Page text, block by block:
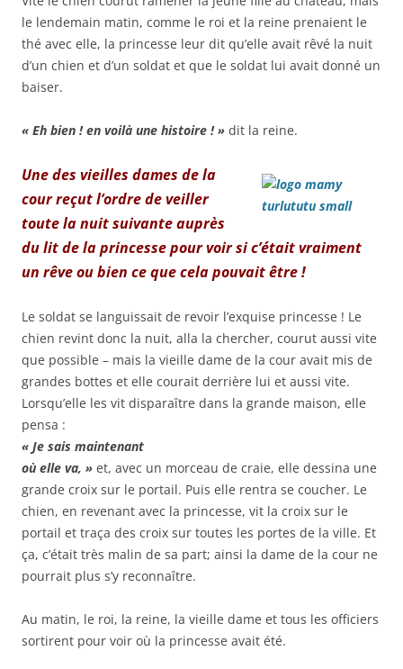
le lendemain matin, comme le roi et la reine prenaient le
thé avec elle, la princesse leur dit qu’elle avait rêvé la nuit
d’un chien et d’un soldat et que le soldat lui avait donné un
baiser.
« Eh bien ! en voilà une histoire ! » dit la reine.
Une des vieilles dames de la
cour reçut l’ordre de veiller
toute la nuit suivante auprès
du lit de la princesse pour voir si c’était vraiment
un rêve ou bien ce que cela pouvait être !
Le soldat se languissait de revoir l’exquise princesse ! Le
chien revint donc la nuit, alla la chercher, courut aussi vite
que possible – mais la vieille dame de la cour avait mis de
grandes bottes et elle courait derrière lui et aussi vite.
Lorsqu’elle les vit disparaître dans la grande maison, elle
pensa :
« Je sais maintenant
où elle va, » et, avec un morceau de craie, elle dessina une
grande croix sur le portail. Puis elle rentra se coucher. Le
chien, en revenant avec la princesse, vit la croix sur le
portail et traça des croix sur toutes les portes de la ville. Et
ça, c’était très malin de sa part; ainsi la dame de la cour ne
pourrait plus s’y reconnaître.
Au matin, le roi, la reine, la vieille dame et tous les officiers
sortirent pour voir où la princesse avait été.